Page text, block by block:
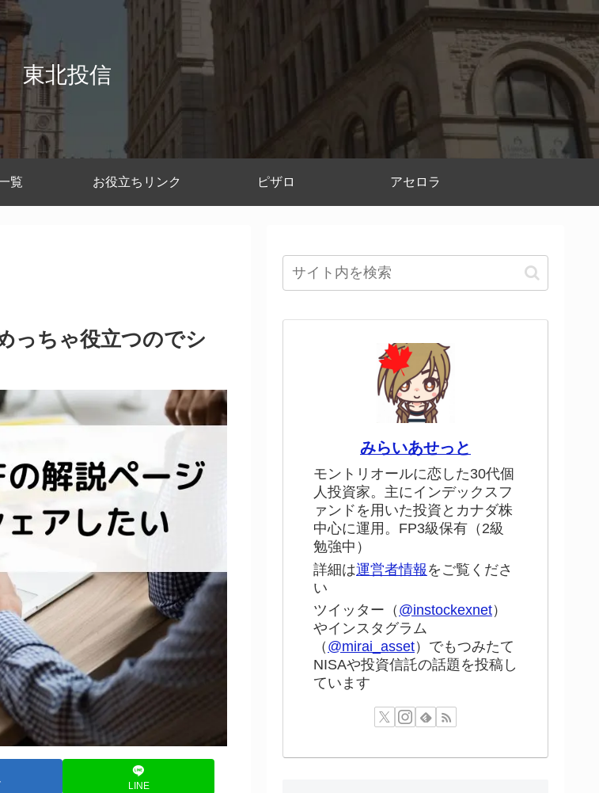
東北投信
覧 お役立ちリンク ピザロ アセロラ
っちゃ役立つのでシ
LINE
みらいあせっと
モントリオールに恋した30代個
人投資家。主にインデックスフ
ァンドを用いた投資とカナダ株
中心に運用。FP3級保有（2級
勉強中）
詳細は運営者情報 をご覧くださ
い
ツイッター（ @instockexnet）
やインスタグラム
（ @mirai_asset）でもつみたて
NISAや投資信託の話題を投稿し
ています